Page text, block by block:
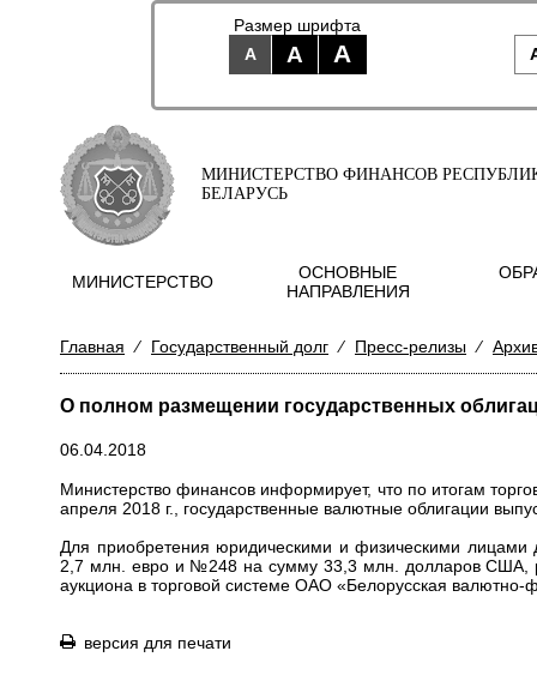
Размер шрифта
A
A A
МИНИСТЕРСТВО ФИНАНСОВ
БЕЛАРУСЬ
МИНИСТЕРСТВО
ОСНОВНЫЕ
НАПРАВЛЕНИЯ
Главная ⁄ Государственный долг ⁄ Пресс-релизы ⁄
О полном размещении государственных
06.04.2018
Министерство финансов информирует, что по итогам
апреля 2018 г., государственные валютные облигации
Для приобретения юридическими и физическими лицами
2,7 млн. евро и №248 на сумму 33,3 млн. долларов США,
аукциона в торговой системе ОАО «Белорусская
версия для печати